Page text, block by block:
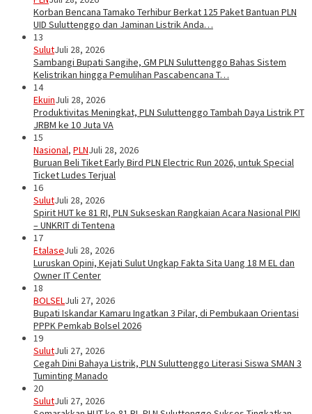
Korban Bencana Tamako Terhibur Berkat 125 Paket Bantuan PLN
UID Suluttenggo dan Jaminan Listrik Anda…
13
SulutJuli 28, 2026
Sambangi Bupati Sangihe, GM PLN Suluttenggo Bahas Sistem
Kelistrikan hingga Pemulihan Pascabencana T…
14
EkuinJuli 28, 2026
Produktivitas Meningkat, PLN Suluttenggo Tambah Daya Listrik PT
JRBM ke 10 Juta VA
15
Nasional, PLNJuli 28, 2026
Buruan Beli Tiket Early Bird PLN Electric Run 2026, untuk Special
Ticket Ludes Terjual
16
SulutJuli 28, 2026
Spirit HUT ke 81 RI, PLN Sukseskan Rangkaian Acara Nasional PIKI
– UNKRIT di Tentena
17
EtalaseJuli 28, 2026
Luruskan Opini, Kejati Sulut Ungkap Fakta Sita Uang 18 M EL dan
Owner IT Center
18
BOLSELJuli 27, 2026
Bupati Iskandar Kamaru Ingatkan 3 Pilar, di Pembukaan Orientasi
PPPK Pemkab Bolsel 2026
19
SulutJuli 27, 2026
Cegah Dini Bahaya Listrik, PLN Suluttenggo Literasi Siswa SMAN 3
Tuminting Manado
20
SulutJuli 27, 2026